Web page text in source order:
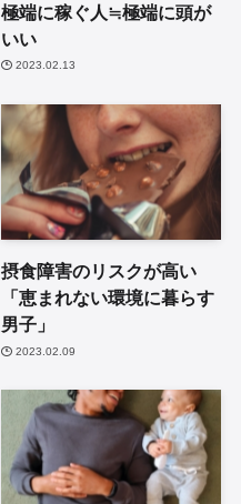
極端に稼ぐ人≒極端に頭が
いい
2023.02.13
摂食障害のリスクが高い
「恵まれない環境に暮らす
男子」
2023.02.09